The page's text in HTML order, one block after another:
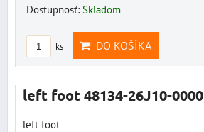
Dostupnosť: Skladom
ks DO KOŠÍKA
left foot 48134-26J10-0000
left foot